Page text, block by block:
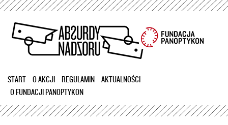
Przejdź
treści
START O AKCJI REGULAMIN
AKTUALNOŚCI
O FUNDACJI PANOPTYKON